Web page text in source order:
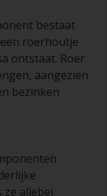
bestaat
roerhoutje
ontstaat. Roer
aangezien
bezinken
allebei